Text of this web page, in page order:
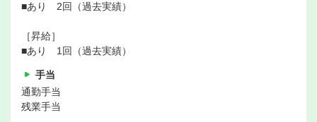
■あり 2回（過去実績）
［昇給］
■あり 1回（過去実績）
手当
通勤手当
残業手当